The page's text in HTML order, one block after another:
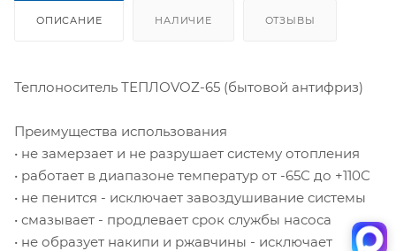
ОПИСАНИЕ НАЛИЧИЕ ОТЗЫВЫ
Теплоноситель ТЕПЛОVOZ-65 (бытовой антифриз)
Преимущества использования
• не замерзает и не разрушает систему отопления
• работает в диапазоне температур от -65С до +110С
• не пенится - исключает завоздушивание системы
• смазывает - продлевает срок службы насоса
• не образует накипи и ржавчины - исключает